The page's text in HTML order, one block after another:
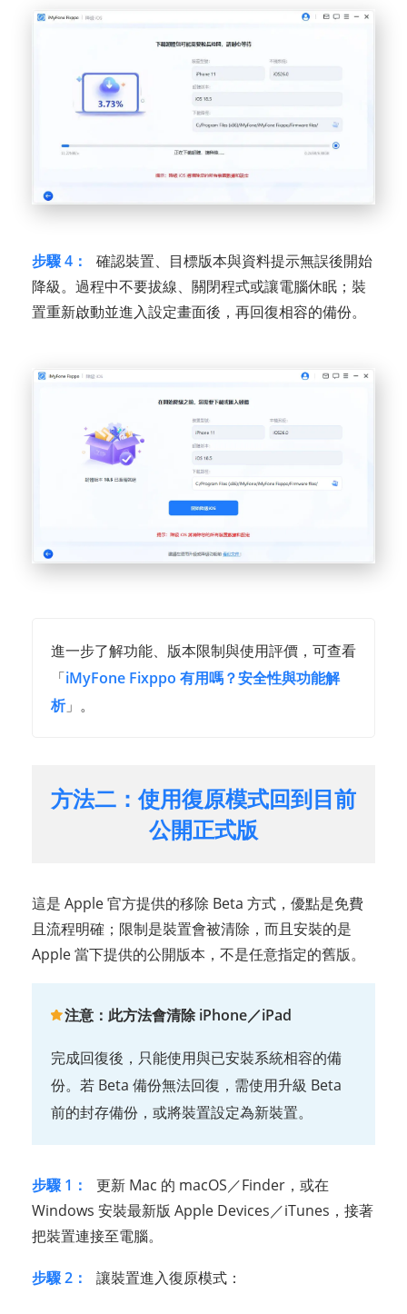
步驟 4：
確認裝置、目標版本與資料提示無誤後開始
降級。過程中不要拔線、關閉程式或讓電腦休眠；裝
置重新啟動並進入設定畫面後，再回復相容的備份。
進一步了解功能、版本限制與使用評價，可查看
「iMyFone Fixppo 有用嗎？安全性與功能解
析」。
方法二：使用復原模式回到目前
公開正式版
這是 Apple 官方提供的移除 Beta 方式，優點是免費
且流程明確；限制是裝置會被清除，而且安裝的是
Apple 當下提供的公開版本，不是任意指定的舊版。
注意：此方法會清除 iPhone／iPad
完成回復後，只能使用與已安裝系統相容的備
份。若 Beta 備份無法回復，需使用升級 Beta
前的封存備份，或將裝置設定為新裝置。
步驟 1：
更新 Mac 的 macOS／Finder，或在
Windows 安裝最新版 Apple Devices／iTunes，接著
把裝置連接至電腦。
步驟 2： 讓裝置進入復原模式：